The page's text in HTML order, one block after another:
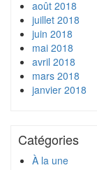
août 2018
juillet 2018
juin 2018
mai 2018
avril 2018
mars 2018
janvier 2018
Catégories
À la une